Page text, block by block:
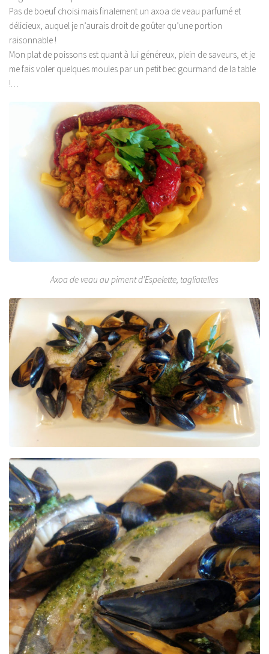
Pas de boeuf choisi mais finalement un axoa de veau parfumé et
délicieux, auquel je n’aurais droit de goûter qu’une portion
raisonnable !
Mon plat de poissons est quant à lui généreux, plein de saveurs, et je
me fais voler quelques moules par un petit bec gourmand de la table
!…
Axoa de veau au piment d’Espelette, tagliatelles